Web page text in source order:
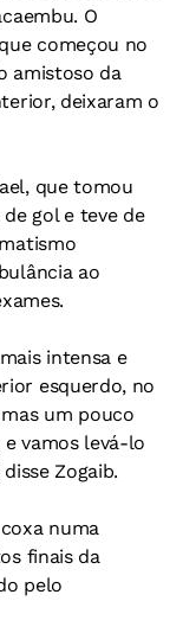
O
começou no
amistoso da
deixaram o
que tomou
gol e teve de
ao
intensa e
esquerdo, no
um pouco
vamos levá-lo
Zogaib.
numa
finais da
pelo